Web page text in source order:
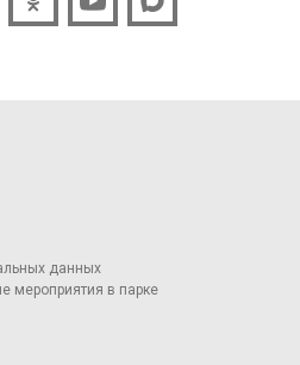
данных
мероприятия в парке